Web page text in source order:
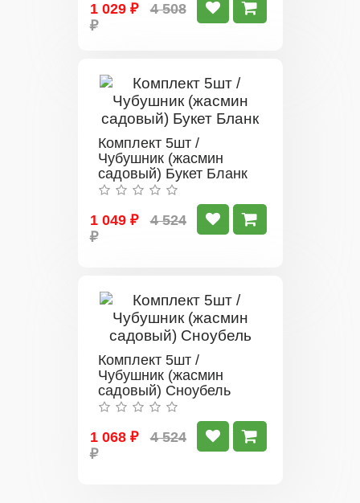
1 029 ₽
4 508
₽
Комплект 5шт /
Чубушник (жасмин
садовый) Букет Бланк
1 049 ₽
4 524
₽
Комплект 5шт /
Чубушник (жасмин
садовый) Сноубель
1 068 ₽
4 524
₽